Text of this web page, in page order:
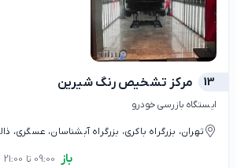
13 مرکز تشخیص رنگ شیرین
ایستگاه بازرسی خودرو
تهران، بزرگراه باکری، بزرگراه آبشناسان، عسگری،
باز